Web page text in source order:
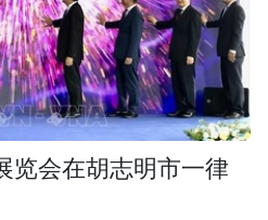
览会在胡志明市一律